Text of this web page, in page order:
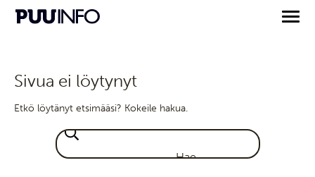
Sivua ei löytynyt
Etkö löytänyt etsimääsi? Kokeile hakua.